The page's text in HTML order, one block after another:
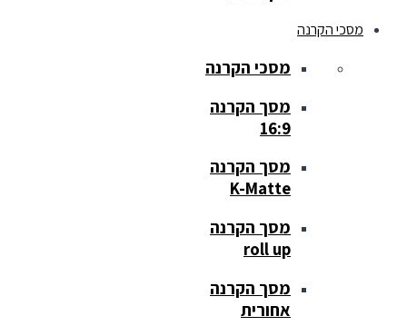
מסכי הקרנה
מסכי הקרנה
מסך הקרנה
16:9
מסך הקרנה
K-Matte
מסך הקרנה
roll up
מסך הקרנה
אחורית